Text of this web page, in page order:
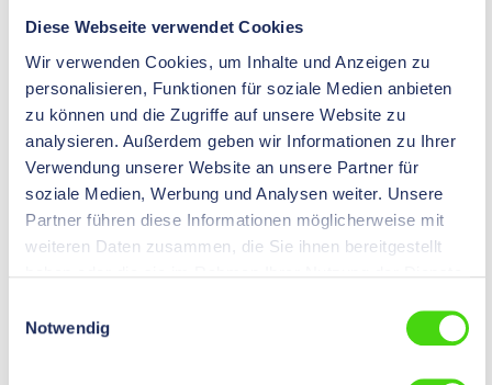
Diese Webseite verwendet Cookies
Wir verwenden Cookies, um Inhalte und Anzeigen zu
personalisieren, Funktionen für soziale Medien anbieten
zu können und die Zugriffe auf unsere Website zu
analysieren. Außerdem geben wir Informationen zu Ihrer
Verwendung unserer Website an unsere Partner für
soziale Medien, Werbung und Analysen weiter. Unsere
Partner führen diese Informationen möglicherweise mit
weiteren Daten zusammen, die Sie ihnen bereitgestellt
Notwendig
06775
HP-FIXIT® Knotenbinder, 180 mm
€ 0,00*
100 St
Preise nachLoginsichtbar.
€ 0,00*
sichtbar.